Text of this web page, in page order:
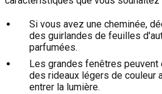
Si vous avez une cheminée,
des guirlandes de feuilles
parfumées.
Les grandes fenêtres
des rideaux légers de couleur
entrer la lumière.